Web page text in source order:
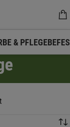
& PFLEGE